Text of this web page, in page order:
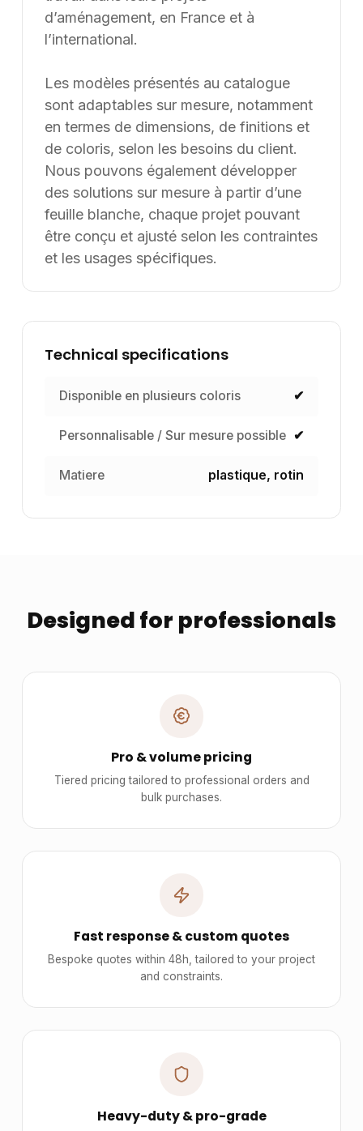
d’aménagement, en France et à
l’international.
Les modèles présentés au catalogue
sont adaptables sur mesure, notamment
en termes de dimensions, de finitions et
de coloris, selon les besoins du client.
Nous pouvons également développer
des solutions sur mesure à partir d’une
feuille blanche, chaque projet pouvant
être conçu et ajusté selon les contraintes
et les usages spécifiques.
Technical specifications
Disponible en plusieurs coloris ✔
Personnalisable / Sur mesure possible ✔
Matiere plastique, rotin
Designed for professionals
Pro & volume pricing
Tiered pricing tailored to professional orders and
bulk purchases.
Fast response & custom quotes
Bespoke quotes within 48h, tailored to your project
and constraints.
Heavy-duty & pro-grade